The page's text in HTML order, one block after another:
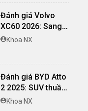
Đánh giá Volvo
XC60 2026: Sang
trọng tinh giản, an
Khoa NX
Đánh giá BYD Atto
2 2025: SUV thuần
điện lái hay, cách
Khoa NX